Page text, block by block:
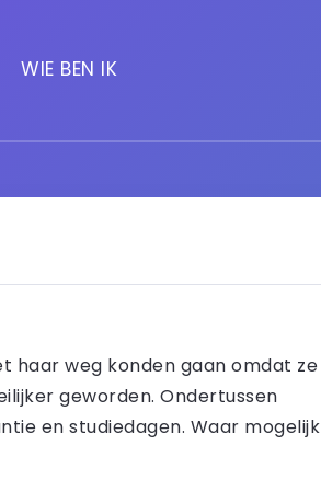
WIE BEN IK
haar weg konden gaan omdat ze
geworden. Ondertussen
en studiedagen. Waar mogelijk